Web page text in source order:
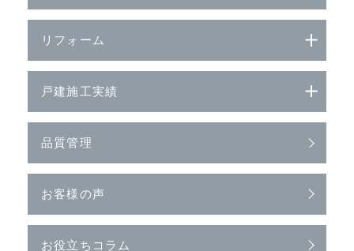
リフォーム
戸建施工実績
品質管理
お客様の声
お役立ちコラム